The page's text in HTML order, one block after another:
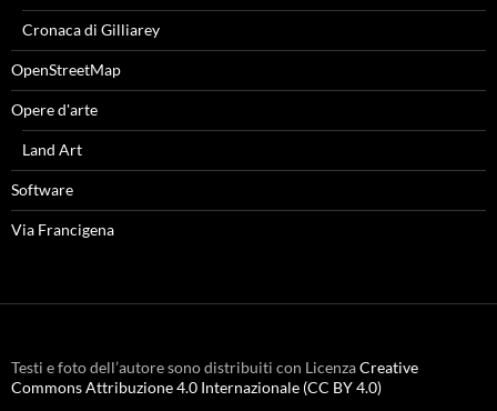
Cronaca di Gilliarey
OpenStreetMap
Opere d'arte
Land Art
Software
Via Francigena
Testi e foto dell’autore sono distribuiti con LicenzaCreative
Commons Attribuzione 4.0 Internazionale (CC BY 4.0)